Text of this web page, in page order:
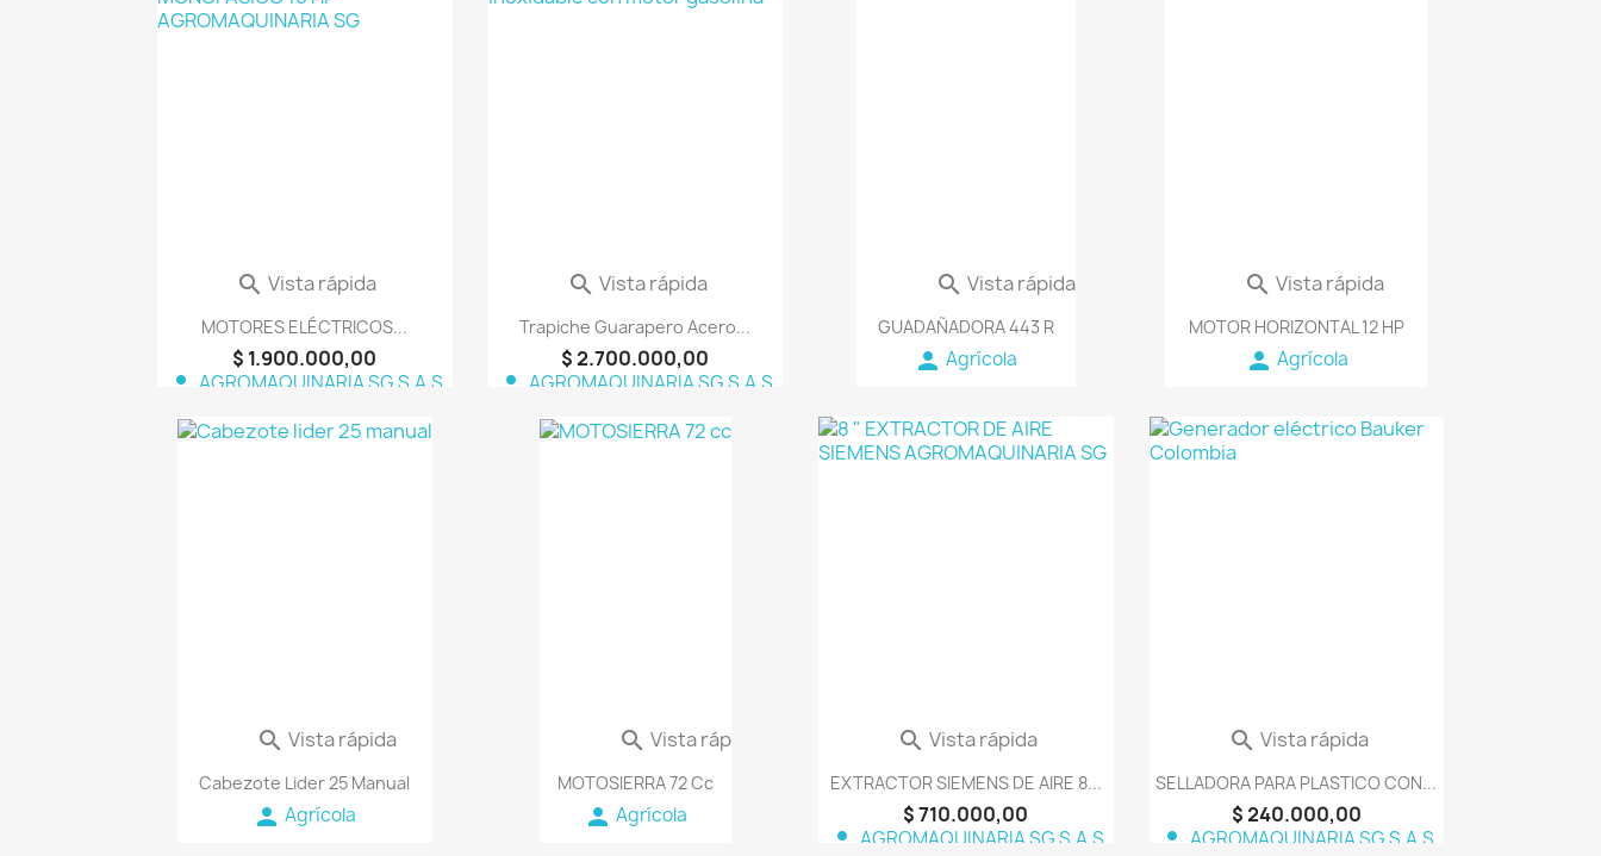
MOTORES ELÉCTRICOS...
$ 1.900.000,00
person AGROMAQUINARIA SG S.A.S
 Vista rápida
Trapiche Guarapero Acero...
$ 2.700.000,00
person AGROMAQUINARIA SG S.A.S
 Vista rápida
GUADAÑADORA 443 R
person Agrícola
 Vista rápida
MOTOR HORIZONTAL 12 HP
person Agrícola
 Vista rápida
Cabezote Lider 25 Manual
person Agrícola
 Vista rápida
MOTOSIERRA 72 Cc
person Agrícola
 Vista rápida
EXTRACTOR SIEMENS DE AIRE 8...
$ 710.000,00
person AGROMAQUINARIA SG S.A.S
 Vista rápida
SELLADORA PARA PLASTICO CON...
$ 240.000,00
person AGROMAQUINARIA SG S.A.S
 Vista rápida